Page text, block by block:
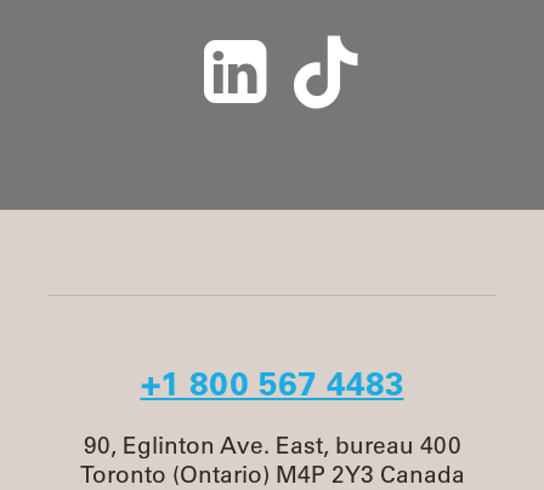
+1 800 567 4483
90, Eglinton Ave. East, bureau 400
Toronto (Ontario) M4P 2Y3 Canada